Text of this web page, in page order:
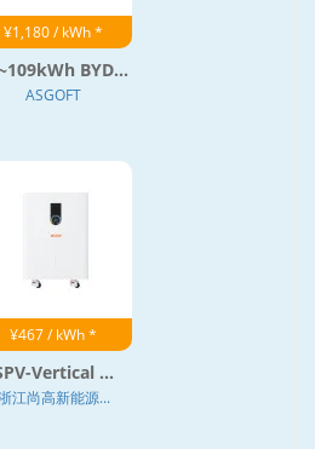
¥1,180 / kWh *
BYD...
ASGOFT
¥467 / kWh *
Vertical ...
江尚高新能源...